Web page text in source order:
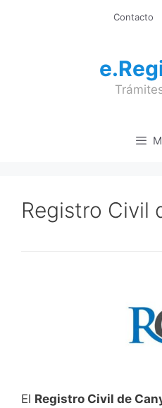
Contacto
Registro Civil
El Registro Civil de